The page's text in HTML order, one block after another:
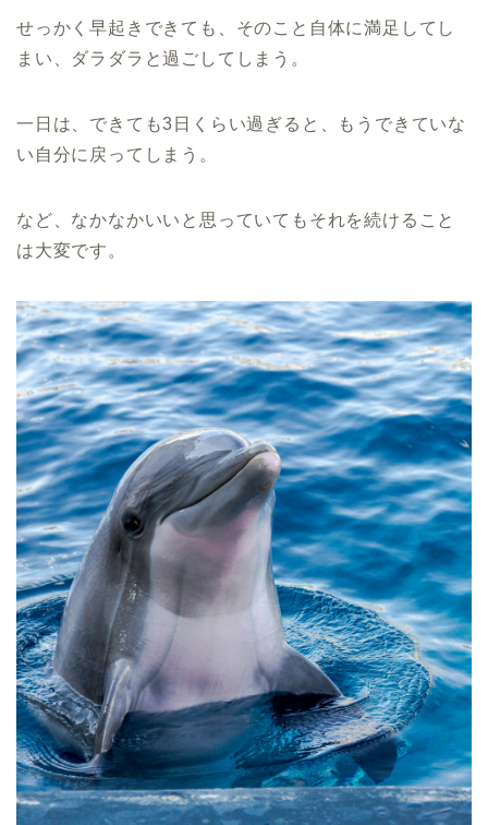
せっかく早起きできても、そのこと自体に満足してし
まい、ダラダラと過ごしてしまう。
一日は、できても3日くらい過ぎると、もうできていな
い自分に戻ってしまう。
など、なかなかいいと思っていてもそれを続けること
は大変です。